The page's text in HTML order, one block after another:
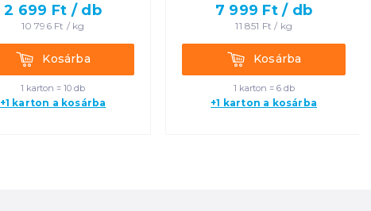
2 699 Ft / db
10 796Ft / kg
KosárbaKosárba
1 karton = 10 db
+1 karton a kosárba
7 999 Ft / db
11 851 Ft / kg
KosárbaKosárba
1 karton = 6 db
+1 karton a kosárba